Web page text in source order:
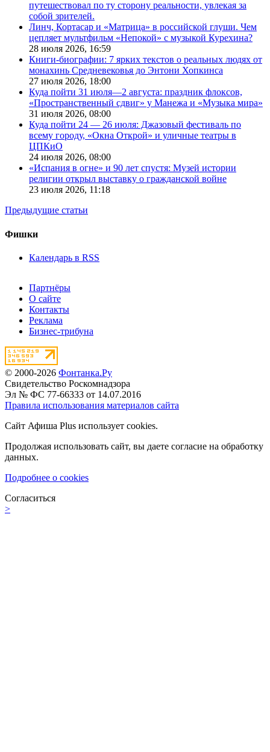
путешествовал по ту сторону реальности, увлекая за
собой зрителей.
Линч, Кортасар и «Матрица» в российской глуши. Чем
цепляет мультфильм «Непокой» с музыкой Курехина?
28 июля 2026, 16:59
Книги-биографии: 7 ярких текстов о реальных людях от
монахинь Средневековья до Энтони Хопкинса
27 июля 2026, 18:00
Куда пойти 31 июля—2 августа: праздник флоксов,
«Пространственный сдвиг» у Манежа и «Музыка мира»
31 июля 2026, 08:00
Куда пойти 24 — 26 июля: Джазовый фестиваль по
всему городу, «Окна Открой» и уличные театры в
ЦПКиО
24 июля 2026, 08:00
«Испания в огне» и 90 лет спустя: Музей истории
религии открыл выставку о гражданской войне
23 июля 2026, 11:18
Предыдущие статьи
Фишки
Календарь в RSS
Партнёры
О сайте
Контакты
Реклама
Бизнес-трибуна
© 2000-2026 Фонтанка.Ру
Свидетельство Роскомнадзора
Эл № ФС 77-66333 от 14.07.2016
Правила использования материалов сайта
Сайт Афиша Plus использует cookies.
Продолжая использовать сайт, вы даете согласие на обработку
данных.
Подробнее о cookies
Согласиться
>